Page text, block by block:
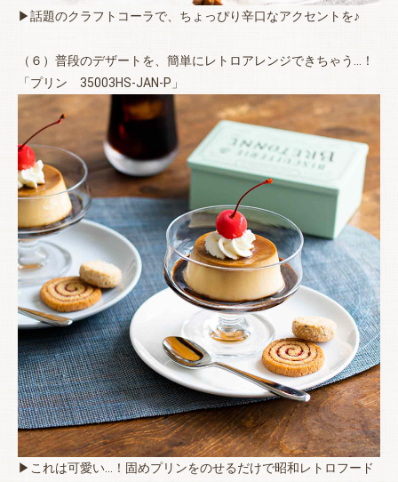
▶話題のクラフトコーラで、ちょっぴり辛口なアクセントを♪
（６）普段のデザートを、簡単にレトロアレンジできちゃう…！
「プリン 35003HS-JAN-P」
▶これは可愛い…！固めプリンをのせるだけで昭和レトロフード